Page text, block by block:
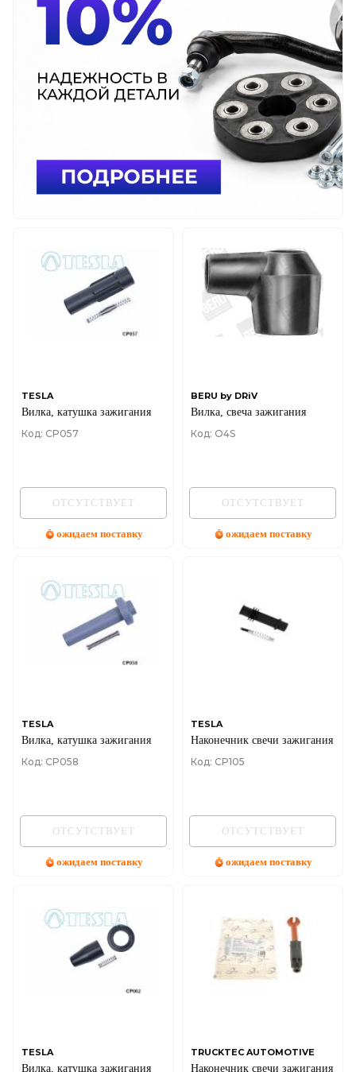
TESLA
Вилка, катушка зажигания
Код: CP057
ОТСУТСТВУЕТ
ожидаем поставку
BERU by DRiV
Вилка, свеча зажигания
Код: O4S
ОТСУТСТВУЕТ
ожидаем поставку
TESLA
Вилка, катушка зажигания
Код: CP058
ОТСУТСТВУЕТ
ожидаем поставку
TESLA
Наконечник свечи зажигания
Код: CP105
ОТСУТСТВУЕТ
ожидаем поставку
TESLA
Вилка, катушка зажигания
TRUCKTEC AUTOMOTIVE
Наконечник свечи зажигания